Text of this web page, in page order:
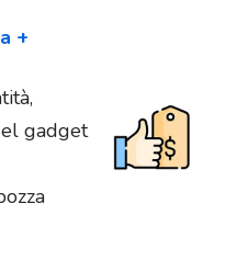
+
gadget